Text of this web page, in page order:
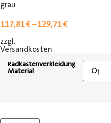
grau
117,81€–129,71€
zzgl.
Versandkosten
Radkastenverkleidung
Material